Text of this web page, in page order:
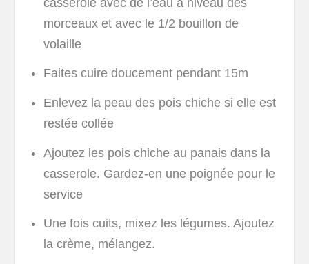
morceaux et avec le 1/2 bouillon de
volaille
Faites cuire doucement pendant 15m
Enlevez la peau des pois chiche si elle est
restée collée
Ajoutez les pois chiche au panais dans la
casserole. Gardez-en une poignée pour le
service
Une fois cuits, mixez les légumes. Ajoutez
la crème, mélangez.